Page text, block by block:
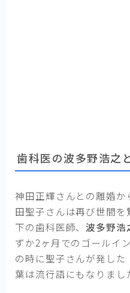
歯科医の波多野浩之
神田正輝さんとの離婚か
田聖子さんは再び世間
下の歯科医師、波多野浩
ずか2ヶ月でのゴールイ
の時に聖子さんが発した
葉は流行語にもなりまし